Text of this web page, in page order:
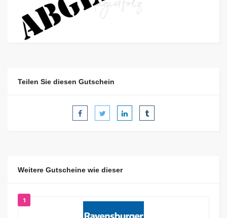
Teilen Sie diesen Gutschein
Weitere Gutscheine wie dieser
1